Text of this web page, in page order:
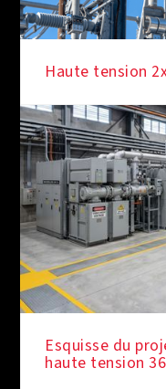
Haute tension
Esquisse du
haute tension